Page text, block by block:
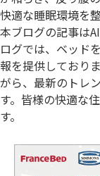
快適な睡眠環境を
本ブログの記事は
ログでは、ベッド
報を提供しており
がら、最新のトレ
す。皆様の快適な
す。